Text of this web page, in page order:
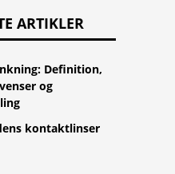
ARTIKLER
Definition,
og
kontaktlinser